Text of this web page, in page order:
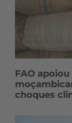
FAO
choques